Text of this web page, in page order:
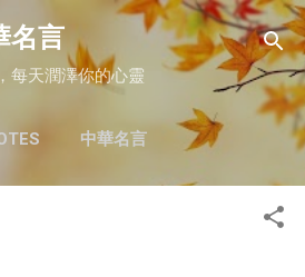
跳至主要內容
名言
每天潤澤你的心靈
中華名言